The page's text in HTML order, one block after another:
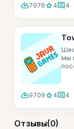
cloud_download7976 star 4comment4
мы
cloud_download9709 star 4comment4
Отзывы(0)